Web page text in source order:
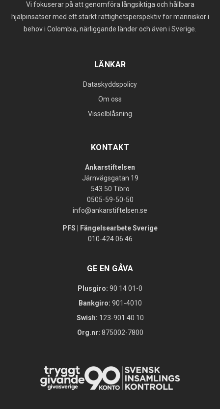
Vi fokuserar på att genomföra långsiktiga och hållbara
hjälpinsatser med ett starkt rättighetsperspektiv för människor i
behov i Colombia, närliggande länder och även i Sverige.
LÄNKAR
Dataskyddspolicy
Om oss
Visselblåsning
KONTAKT
Ankarstiftelsen
Järnvägsgatan 19
543 50 Tibro
0505-59-50-50
info@ankarstiftelsen.se
PFS | Fängelsearbete Sverige
010-424 06 46
GE EN GÅVA
Plusgiro: 90 14 01-0
Bankgiro: 901-4010
Swish: 123-901 40 10
Org.nr: 875002-7800